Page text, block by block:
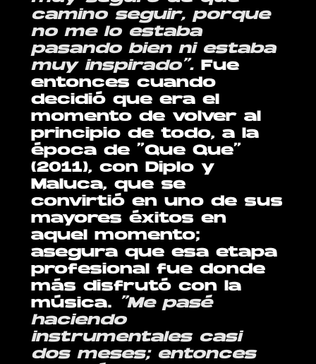
camino seguir, porque
no me lo estaba
pasando bien ni estaba
muy inspirado”. Fue
entonces cuando
decidió que era el
momento de volver al
principio de todo, a la
época de “Que Que”
(2011), con Diplo y
Maluca, que se
convirtió en uno de sus
mayores éxitos en
aquel momento;
asegura que esa etapa
profesional fue donde
más disfrutó con la
música.
“Me pasé
haciendo
instrumentales casi
dos meses; entonces